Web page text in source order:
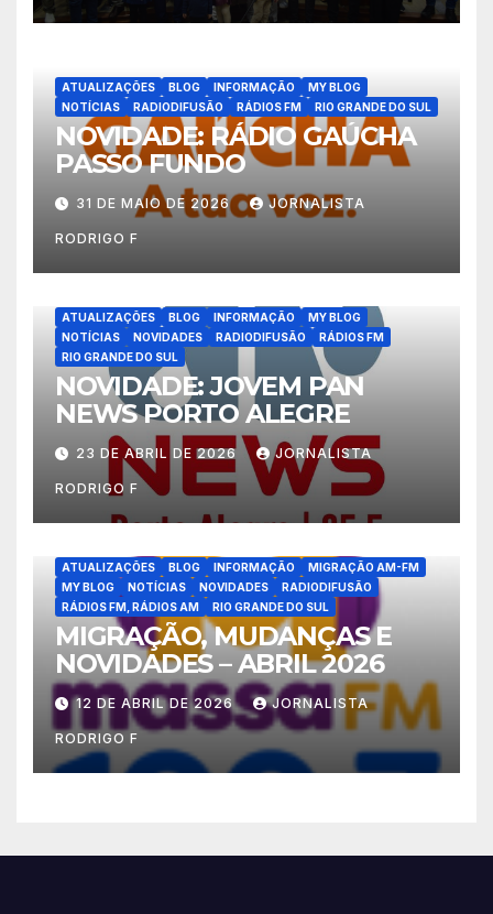
ATUALIZAÇÕES BLOG INFORMAÇÃO
MY BLOG
NOTÍCIAS
RADIODIFUSÃO RÁDIOS FM RIO GRANDE DO SUL
NOVIDADE: RÁDIO GAÚCHA
PASSO FUNDO
31 DE MAIO DE 2026 JORNALISTA
RODRIGO F
ATUALIZAÇÕES BLOG INFORMAÇÃO
MY BLOG
NOTÍCIAS
NOVIDADES RADIODIFUSÃO
RÁDIOS FM
RIO GRANDE DO SUL
NOVIDADE: JOVEM PAN
NEWS PORTO ALEGRE
23 DE ABRIL DE 2026 JORNALISTA
RODRIGO F
ATUALIZAÇÕES BLOG INFORMAÇÃO
MIGRAÇÃO AM-FM
MY BLOG
NOTÍCIAS NOVIDADES
RADIODIFUSÃO
RÁDIOS FM, RÁDIOS AM
RIO GRANDE DO SUL
MIGRAÇÃO, MUDANÇAS E
NOVIDADES – ABRIL 2026
12 DE ABRIL DE 2026 JORNALISTA
RODRIGO F